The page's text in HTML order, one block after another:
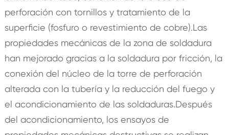
perforación con tornillos y tratamiento de la
superficie (fosfuro o revestimiento de cobre).Las
propiedades mecánicas de la zona de soldadura
han mejorado gracias a la soldadura por fricción, la
conexión del núcleo de la torre de perforación
alterada con la tubería y la reducción del fuego y
el acondicionamiento de las soldaduras.Después
del acondicionamiento, los ensayos de